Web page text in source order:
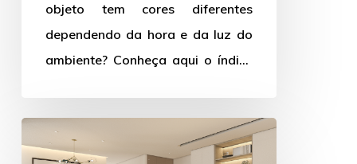
objeto tem cores diferentes
dependendo da hora e da luz do
ambiente? Conheça aqui o índice
dicas